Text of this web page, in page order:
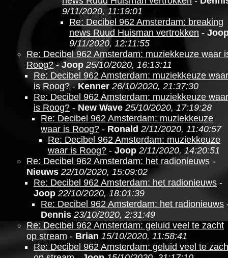
9/11/2020, 11:19:01
Re: Decibel 962 Amsterdam: breaking
news Ruud Huisman vertrokken -
9/11/2020, 12:11:55
Re: Decibel 962 Amsterdam: muziekkeuze waar
Roog?- Joop 25/10/2020, 16:13:11
Re: Decibel 962 Amsterdam: muziekkeuze waar
is Roog?-Kenner 26/10/2020, 21:37:30
Re: Decibel 962 Amsterdam: muziekkeuze waar
is Roog? - New Wave 25/10/2020, 17:19:28
Re: Decibel 962 Amsterdam: muziekkeuze
waar is Roog? - Ronald 2/11/2020, 11:40:57
Re: Decibel 962 Amsterdam: muziekkeuze
waar is Roog? - Joop 2/11/2020, 14:20:51
Re: Decibel 962 Amsterdam: het radionieuws -
Nieuws 22/10/2020, 15:09:02
Re: Decibel 962 Amsterdam: het radionieuws -
Joop 22/10/2020, 18:01:39
Re: Decibel 962 Amsterdam: het radionieuws
Dennis 23/10/2020, 2:31:49
Re: Decibel 962 Amsterdam: geluid veel te zacht
op stream - Brian 15/10/2020, 11:58:41
Re: Decibel 962 Amsterdam: geluid veel te